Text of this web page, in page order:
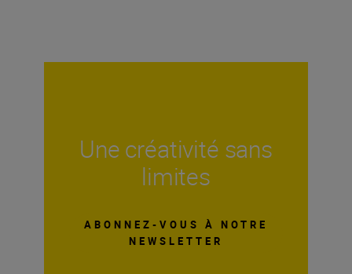
Une créativité sans
limites
ABONNEZ-VOUS À NOTRE
NEWSLETTER